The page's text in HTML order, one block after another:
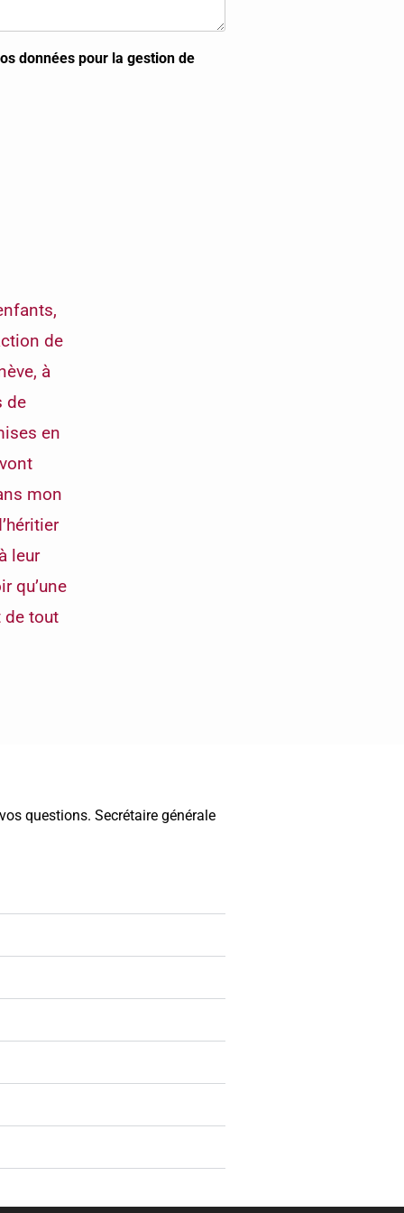
données pour la gestion de
de
à
de
en
mon
leur
qu’une
de tout
questions. Secrétaire générale